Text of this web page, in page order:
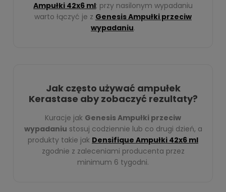
Ampułki 42x6 ml; przy nasilonym wypadaniu
warto łączyć je z Genesis Ampułki przeciw
wypadaniu.
Jak często używać ampułek
Kerastase aby zobaczyć rezultaty?
Kuracje jak Genesis Ampułki przeciw
wypadaniu stosuj codziennie lub co drugi dzień, a
produkty takie jak Densifique Ampułki 42x6 ml
zgodnie z zaleceniami producenta przez
minimum 6 tygodni.